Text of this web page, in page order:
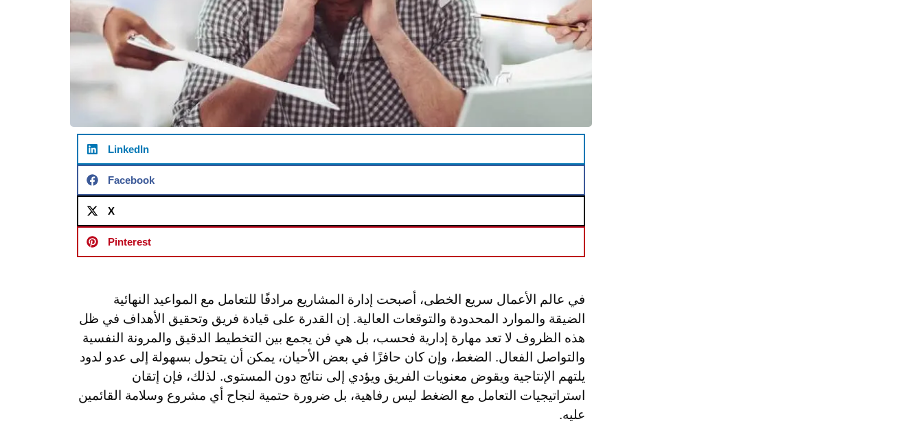
LinkedIn
Facebook
X
Pinterest
في عالم الأعمال سريع الخطى، أصبحت إدارة المشاريع مرادفًا للتعامل مع المواعيد النهائية
الضيقة والموارد المحدودة والتوقعات العالية. إن القدرة على قيادة فريق وتحقيق الأهداف في ظل
هذه الظروف لا تعد مهارة إدارية فحسب، بل هي فن يجمع بين التخطيط الدقيق والمرونة النفسية
والتواصل الفعال. الضغط، وإن كان حافزًا في بعض الأحيان، يمكن أن يتحول بسهولة إلى عدو لدود
يلتهم الإنتاجية ويقوض معنويات الفريق ويؤدي إلى نتائج دون المستوى. لذلك، فإن إتقان
استراتيجيات التعامل مع الضغط ليس رفاهية، بل ضرورة حتمية لنجاح أي مشروع وسلامة القائمين
عليه.